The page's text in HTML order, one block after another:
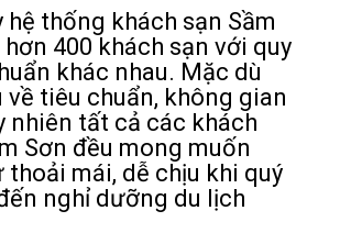
thống khách sạn Sầm
400 khách sạn với quy
khác nhau. Mặc dù
về tiêu chuẩn, không gian
nhiên tất cả các khách
Sơn đều mong muốn
thoải mái, dễ chịu khi quý
nghỉ dưỡng du lịch